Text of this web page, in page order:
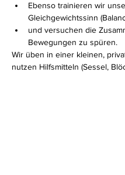
Ebenso trainieren wir
Gleichgewichtssinn
und versuchen die
Bewegungen zu spüren.
Wir üben in einer kleinen,
nutzen Hilfsmitteln (Sessel,